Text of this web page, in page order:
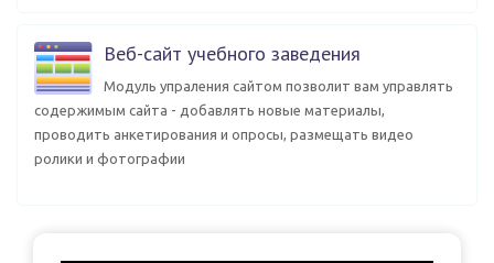
Веб-сайт учебного заведения
Модуль упраления сайтом позволит вам управлять
содержимым сайта - добавлять новые материалы,
проводить анкетирования и опросы, размещать видео
ролики и фотографии